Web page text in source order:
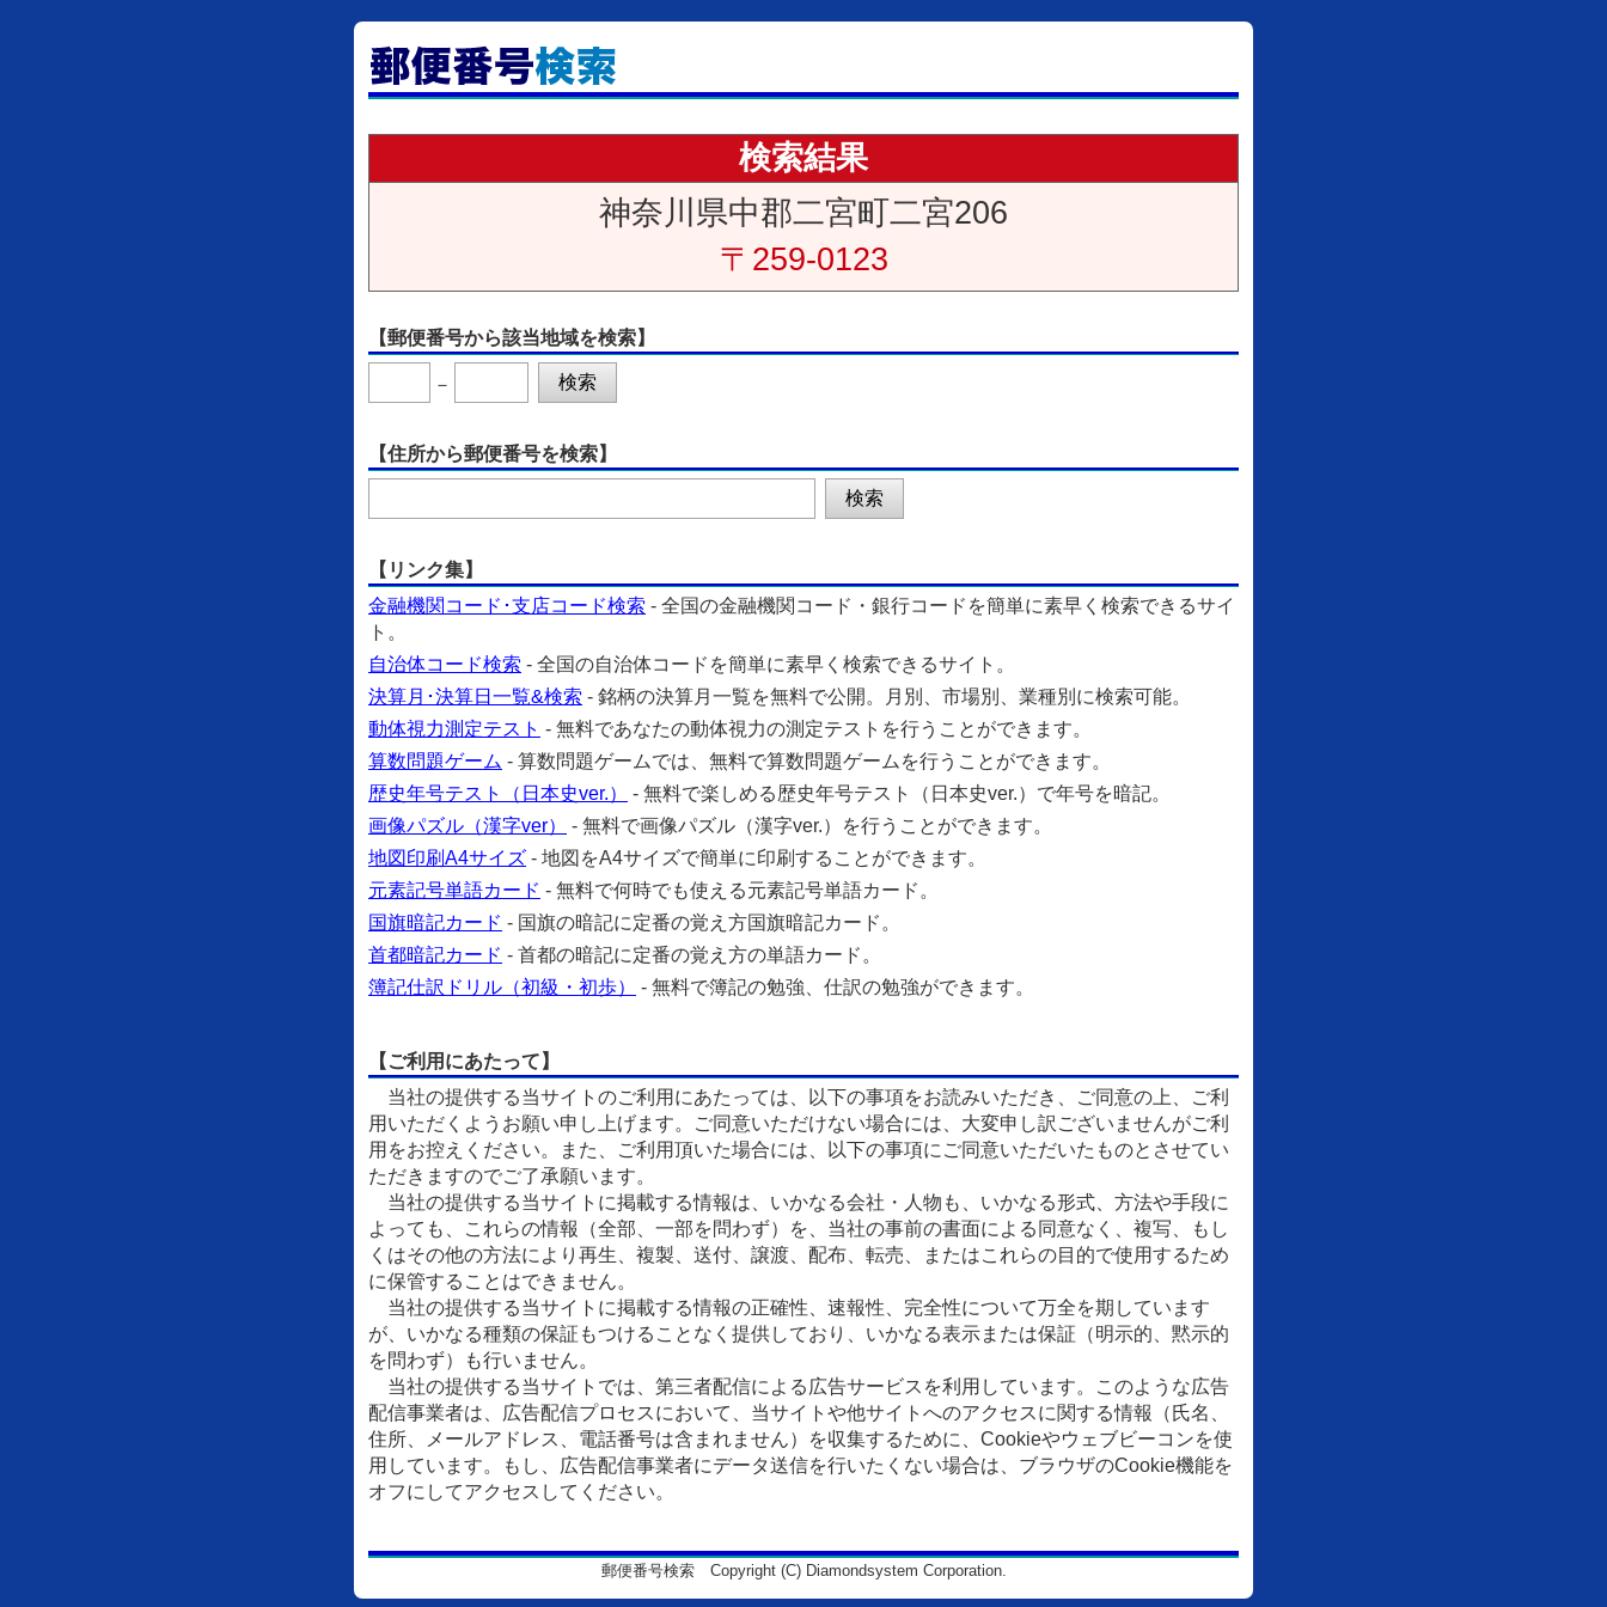
検索結果
神奈川県中郡二宮町二宮206
〒259-0123
【郵便番号から該当地域を検索】
－
【住所から郵便番号を検索】
【リンク集】
金融機関コード･支店コード検索 - 全国の金融機関コード・銀行コードを簡単に素早く検索できるサイ
ト。
自治体コード検索 - 全国の自治体コードを簡単に素早く検索できるサイト。
決算月･決算日一覧&検索 - 銘柄の決算月一覧を無料で公開。月別、市場別、業種別に検索可能。
動体視力測定テスト - 無料であなたの動体視力の測定テストを行うことができます。
算数問題ゲーム - 算数問題ゲームでは、無料で算数問題ゲームを行うことができます。
歴史年号テスト（日本史ver.）
- 無料で楽しめる歴史年号テスト（日本史ver.）で年号を暗記。
画像パズル（漢字ver）
- 無料で画像パズル（漢字ver.）を行うことができます。
地図印刷A4サイズ - 地図をA4サイズで簡単に印刷することができます。
元素記号単語カード - 無料で何時でも使える元素記号単語カード。
国旗暗記カード - 国旗の暗記に定番の覚え方国旗暗記カード。
首都暗記カード - 首都の暗記に定番の覚え方の単語カード。
簿記仕訳ドリル（初級・初歩）
- 無料で簿記の勉強、仕訳の勉強ができます。
【ご利用にあたって】
当社の提供する当サイトのご利用にあたっては、以下の事項をお読みいただき、ご同意の上、ご利
用いただくようお願い申し上げます。ご同意いただけない場合には、大変申し訳ございませんがご利
用をお控えください。また、ご利用頂いた場合には、以下の事項にご同意いただいたものとさせてい
ただきますのでご了承願います。
当社の提供する当サイトに掲載する情報は、いかなる会社・人物も、いかなる形式、方法や手段に
よっても、これらの情報（全部、一部を問わず）を、当社の事前の書面による同意なく、複写、もし
くはその他の方法により再生、複製、送付、譲渡、配布、転売、またはこれらの目的で使用するため
に保管することはできません。
当社の提供する当サイトに掲載する情報の正確性、速報性、完全性について万全を期しています
が、いかなる種類の保証もつけることなく提供しており、いかなる表示または保証（明示的、黙示的
を問わず）も行いません。
当社の提供する当サイトでは、第三者配信による広告サービスを利用しています。このような広告
配信事業者は、広告配信プロセスにおいて、当サイトや他サイトへのアクセスに関する情報（氏名、
住所、メールアドレス、電話番号は含まれません）を収集するために、Cookieやウェブビーコンを使
用しています。もし、広告配信事業者にデータ送信を行いたくない場合は、ブラウザのCookie機能を
オフにしてアクセスしてください。
郵便番号検索 Copyright (C) Diamondsystem Corporation.